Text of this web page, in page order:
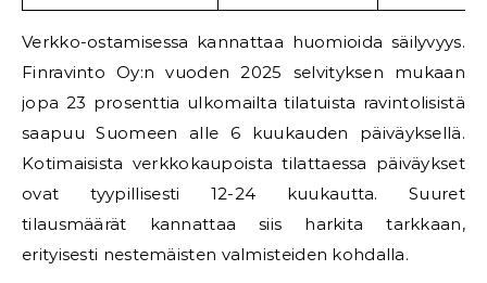
Verkko-ostamisessa kannattaa huomioida säilyvyys.
Finravinto Oy:n vuoden 2025 selvityksen mukaan
jopa 23 prosenttia ulkomailta tilatuista ravintolisistä
saapuu Suomeen alle 6 kuukauden päiväyksellä.
Kotimaisista verkkokaupoista tilattaessa päiväykset
ovat tyypillisesti 12-24 kuukautta. Suuret
tilausmäärät kannattaa siis harkita tarkkaan,
erityisesti nestemäisten valmisteiden kohdalla.